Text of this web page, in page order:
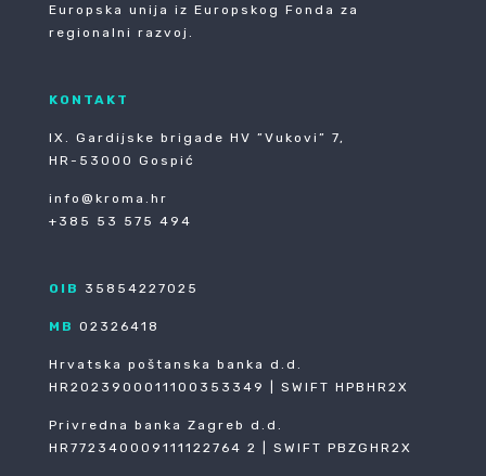
Europska unija iz Europskog Fonda za
regionalni razvoj.
KONTAKT
IX. Gardijske brigade HV ”Vukovi” 7,
HR-53000 Gospić
info@kroma.hr
+385 53 575 494
OIB 35854227025
MB 02326418
Hrvatska poštanska banka d.d.
HR2023900011100353349 | SWIFT HPBHR2X
Privredna banka Zagreb d.d.
HR772340009111122764 2 | SWIFT PBZGHR2X